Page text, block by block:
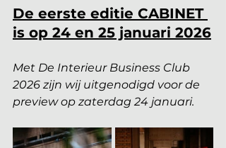
De eerste editie CABINET
is op 24 en 25 januari 2026
Met De Interieur Business Club
2026 zijn wij uitgenodigd voor de
preview op zaterdag 24 januari.